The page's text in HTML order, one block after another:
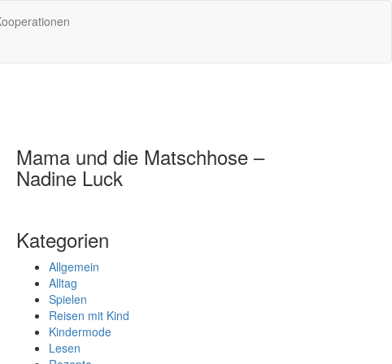
Mama und die Matschhose –
Nadine Luck
Kategorien
Allgemein
Alltag
Spielen
Reisen mit Kind
Kindermode
Lesen